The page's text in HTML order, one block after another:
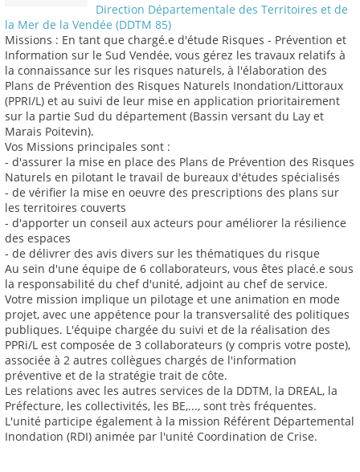
Direction Départementale des Territoires et de
la Mer de la Vendée (DDTM 85)
Missions : En tant que chargé.e d'étude Risques - Prévention et
Information sur le Sud Vendée, vous gérez les travaux relatifs à
la connaissance sur les risques naturels, à l'élaboration des
Plans de Prévention des Risques Naturels Inondation/Littoraux
(PPRI/L) et au suivi de leur mise en application prioritairement
sur la partie Sud du département (Bassin versant du Lay et
Marais Poitevin).
Vos Missions principales sont :
- d'assurer la mise en place des Plans de Prévention des Risques
Naturels en pilotant le travail de bureaux d'études spécialisés
- de vérifier la mise en oeuvre des prescriptions des plans sur
les territoires couverts
- d'apporter un conseil aux acteurs pour améliorer la résilience
des espaces
- de délivrer des avis divers sur les thématiques du risque
Au sein d'une équipe de 6 collaborateurs, vous êtes placé.e sous
la responsabilité du chef d'unité, adjoint au chef de service.
Votre mission implique un pilotage et une animation en mode
projet, avec une appétence pour la transversalité des politiques
publiques. L'équipe chargée du suivi et de la réalisation des
PPRi/L est composée de 3 collaborateurs (y compris votre poste),
associée à 2 autres collègues chargés de l'information
préventive et de la stratégie trait de côte.
Les relations avec les autres services de la DDTM, la DREAL, la
Préfecture, les collectivités, les BE,..., sont très fréquentes.
L'unité participe également à la mission Référent Départemental
Inondation (RDI) animée par l'unité Coordination de Crise.